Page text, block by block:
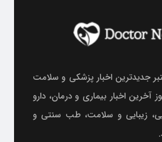
جدیدترین اخبار پزشکی و سلامت
آخرین اخبار بیماری و درمان، دارو
زیبایی و سلامت، طب سنتی و